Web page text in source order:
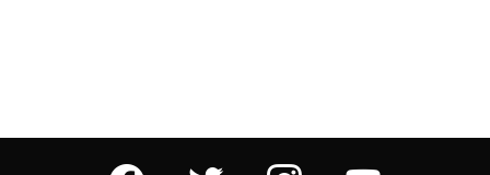
facebook twitter instagram